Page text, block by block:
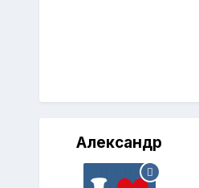
Александр